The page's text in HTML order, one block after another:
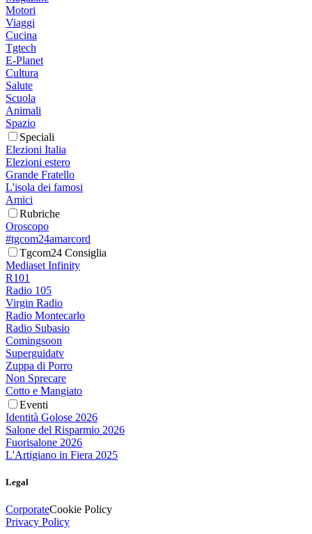
Motori
Viaggi
Cucina
Tgtech
E-Planet
Cultura
Salute
Scuola
Animali
Spazio
Speciali
Elezioni Italia
Elezioni estero
Grande Fratello
L'isola dei famosi
Amici
Rubriche
Oroscopo
#tgcom24amarcord
Tgcom24 Consiglia
Mediaset Infinity
R101
Radio 105
Virgin Radio
Radio Montecarlo
Radio Subasio
Comingsoon
Superguidatv
Zuppa di Porro
Non Sprecare
Cotto e Mangiato
Eventi
Identità Golose 2026
Salone del Risparmio 2026
Fuorisalone 2026
L'Artigiano in Fiera 2025
Legal
CorporateCookie Policy
Privacy Policy